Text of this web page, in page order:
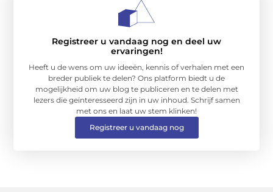
Registreer u vandaag nog en deel uw
ervaringen!
Heeft u de wens om uw ideeën, kennis of verhalen met een
breder publiek te delen? Ons platform biedt u de
mogelijkheid om uw blog te publiceren en te delen met
lezers die geïnteresseerd zijn in uw inhoud. Schrijf samen
met ons en laat uw stem klinken!
Registreer u vandaag nog